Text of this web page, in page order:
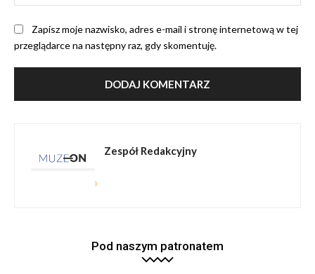
Zapisz moje nazwisko, adres e-mail i stronę internetową w tej
przeglądarce na następny raz, gdy skomentuję.
Zespół Redakcyjny
Pod naszym patronatem